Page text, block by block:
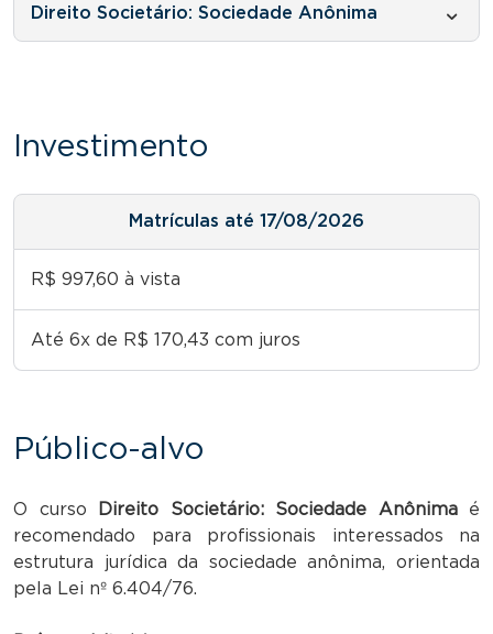
Direito Societário: Sociedade Anônima
Investimento
Matrículas até 17/08/2026
R$ 997,60 à vista
Até 6x de R$ 170,43 com juros
Público-alvo
O curso Direito Societário: Sociedade Anônimaé
recomendado para profissionais interessados na
estrutura jurídica da sociedade anônima, orientada
pela Lei nº 6.404/76.